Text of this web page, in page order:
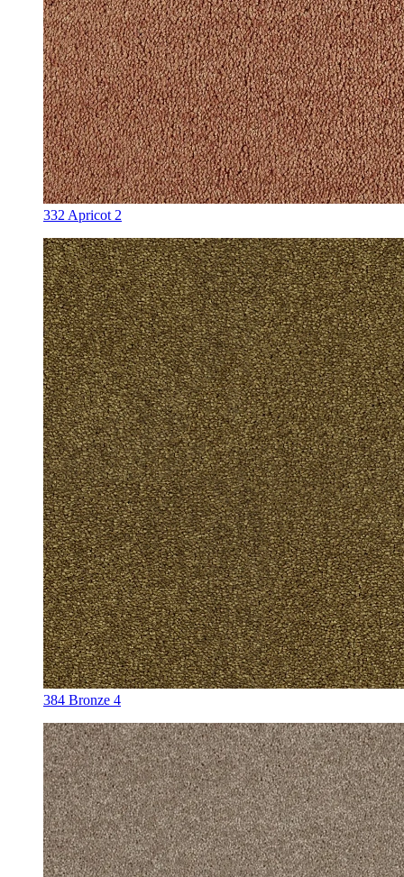
332 Apricot 2
384 Bronze 4